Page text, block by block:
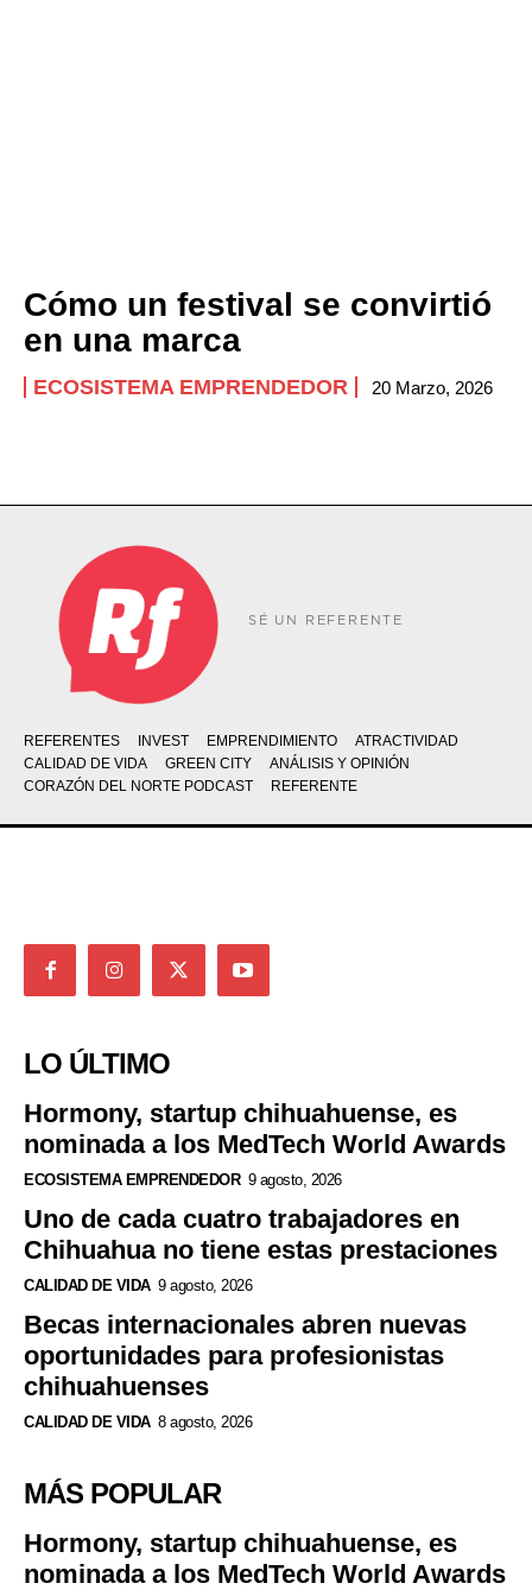
Cómo un festival se convirtió
en una marca
ECOSISTEMA EMPRENDEDOR 20 Marzo, 2026
SÉ UN REFERENTE
REFERENTES INVEST EMPRENDIMIENTO
ATRACTIVIDAD
CALIDAD DE VIDA
GREEN CITY
ANÁLISIS Y OPINIÓN
CORAZÓN DEL NORTE PODCAST
REFERENTE
LO ÚLTIMO
Hormony, startup chihuahuense, es
nominada a los MedTech World Awards
ECOSISTEMA EMPRENDEDOR 9 agosto, 2026
Uno de cada cuatro trabajadores en
Chihuahua no tiene estas prestaciones
CALIDAD DE VIDA 9 agosto, 2026
Becas internacionales abren nuevas
oportunidades para profesionistas
chihuahuenses
CALIDAD DE VIDA 8 agosto, 2026
MÁS POPULAR
Hormony, startup chihuahuense, es
nominada a los MedTech World Awards